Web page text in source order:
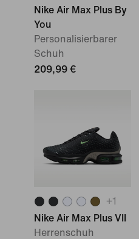
Nike Air Max Plus By
You
Personalisierbarer
Schuh
209,99 €
+1
Nike Air Max Plus VII
Herrenschuh